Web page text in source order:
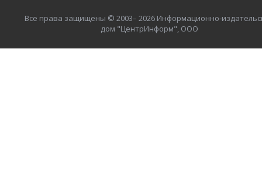
Все права защищены © 2003– 2026 Информационно-
дом "ЦентрИнформ", ООО